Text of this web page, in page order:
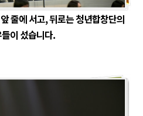
줄에 서고, 뒤로는 청년합창단의
이 섰습니다.